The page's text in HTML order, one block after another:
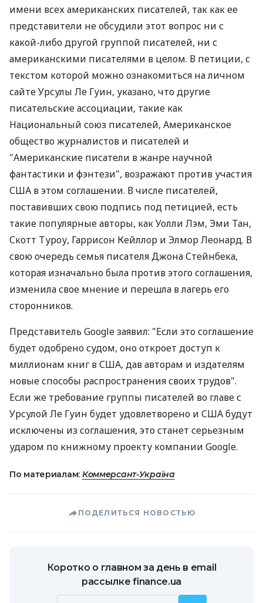
имени всех американских писателей, так как ее
представители не обсудили этот вопрос ни с
какой-либо другой группой писателей, ни с
американскими писателями в целом. В петиции, с
текстом которой можно ознакомиться на личном
сайте Урсулы Ле Гуин, указано, что другие
писательские ассоциации, такие как
Национальный союз писателей, Американское
общество журналистов и писателей и
"Американские писатели в жанре научной
фантастики и фэнтези", возражают против участия
США в этом соглашении. В числе писателей,
поставивших свою подпись под петицией, есть
такие популярные авторы, как Уолли Лэм, Эми Тан,
Скотт Туроу, Гаррисон Кейллор и Элмор Леонард. В
свою очередь семья писателя Джона Стейнбека,
которая изначально была против этого соглашения,
изменила свое мнение и перешла в лагерь его
сторонников.
Представитель Google заявил: "Если это соглашение
будет одобрено судом, оно откроет доступ к
миллионам книг в США, дав авторам и издателям
новые способы распространения своих трудов".
Если же требование группы писателей во главе с
Урсулой Ле Гуин будет удовлетворено и США будут
исключены из соглашения, это станет серьезным
ударом по книжному проекту компании Google.
По материалам: Коммерсант-Україна
ПОДЕЛИТЬСЯ НОВОСТЬЮ
Коротко о главном за день в email
рассылке finance.ua